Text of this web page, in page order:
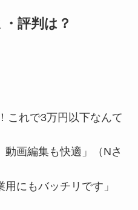
評判は？
これで3万円以下なんて
動画編集も快適」（Nさ
用にもバッチリです」